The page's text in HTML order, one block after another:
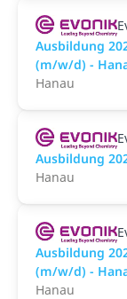
Ausbildung
(m/w/d) -
Hanau
Ausbildung
Hanau
Ausbildung
(m/w/d) -
Hanau